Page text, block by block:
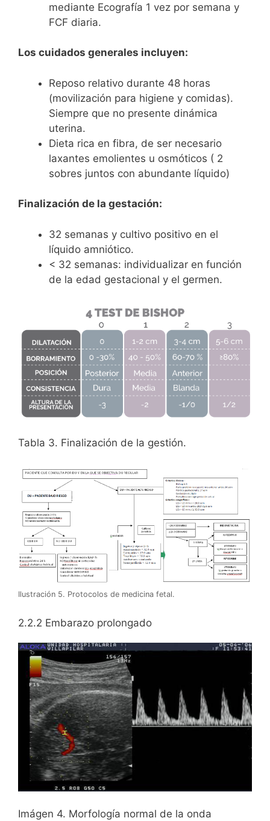
mediante Ecografía 1 vez por semana y
FCF diaria.
Los cuidados generales incluyen:
Reposo relativo durante 48 horas
(movilización para higiene y comidas).
Siempre que no presente dinámica
uterina.
Dieta rica en fibra, de ser necesario
laxantes emolientes u osmóticos ( 2
sobres juntos con abundante líquido)
Finalización de la gestación:
32 semanas y cultivo positivo en el
líquido amniótico.
< 32 semanas: individualizar en función
de la edad gestacional y el germen.
Tabla 3. Finalización de la gestión.
Ilustración 5. Protocolos de medicina fetal.
2.2.2 Embarazo prolongado
Imágen 4. Morfología normal de la onda